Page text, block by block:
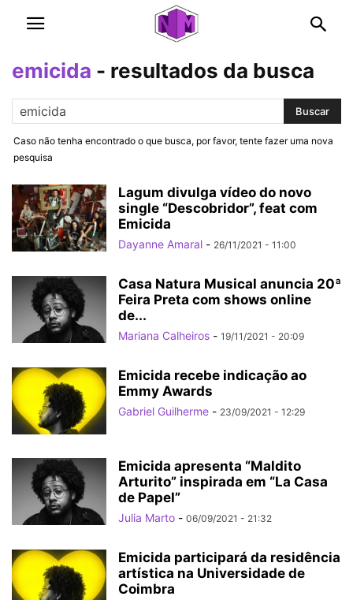
emicida - resultados da busca
Caso não tenha encontrado o que busca, por favor, tente fazer uma nova
pesquisa
Lagum divulga vídeo do novo
single “Descobridor”, feat com
Emicida
Dayanne Amaral - 26/11/2021 - 11:00
Casa Natura Musical anuncia 20ª
Feira Preta com shows online
de...
Mariana Calheiros - 19/11/2021 - 20:09
Emicida recebe indicação ao
Emmy Awards
Gabriel Guilherme - 23/09/2021 - 12:29
Emicida apresenta “Maldito
Arturito” inspirada em “La Casa
de Papel”
Julia Marto - 06/09/2021 - 21:32
Emicida participará da residência
artística na Universidade de
Coimbra